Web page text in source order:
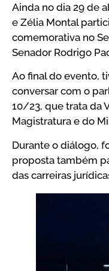
Ainda no dia 29 de
e Zélia Montal
comemorativa no
Senador Rodrigo
Ao final do evento,
conversar com o
10/23, que trata da
Magistratura e do
Durante o diálogo,
proposta também
das carreiras